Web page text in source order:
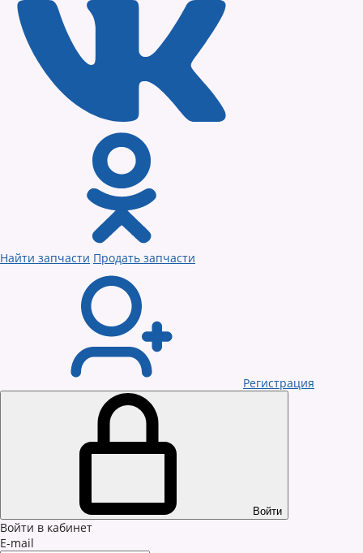
Найти запчасти Продать запчасти
Регистрация
Войти
Войти в кабинет
E-mail